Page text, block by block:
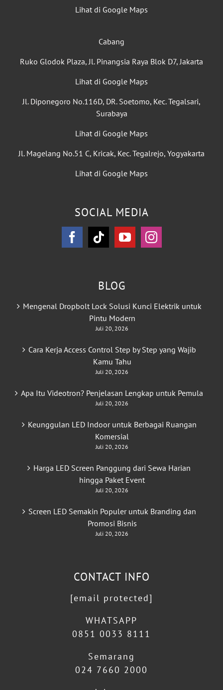
Lihat di Google Maps
Cabang
Ruko Glodok Plaza, Jl. Pinangsia Raya Blok D7, Jakarta
Lihat di Google Maps
Jl. Diponegoro No.116D, DR. Soetomo, Kec. Tegalsari,
Surabaya
Lihat di Google Maps
Jl. Magelang No.51 C, Kricak, Kec. Tegalrejo, Yogyakarta
Lihat di Google Maps
SOCIAL MEDIA
BLOG
Mengenal Dropbolt Lock Solusi Kunci Elektrik untuk
Pintu Modern
Juli 20, 2026
Cara Kerja Access Control Step by Step yang Wajib
Kamu Tahu
Juli 20, 2026
Apa Itu Videotron? Penjelasan Lengkap untuk Pemula
Juli 20, 2026
Keunggulan LED Indoor untuk Berbagai Ruangan
Komersial
Juli 20, 2026
Harga LED Screen Panggung dari Sewa Harian
hingga Paket Event
Juli 20, 2026
Screen LED Semakin Populer untuk Branding dan
Promosi Bisnis
Juli 20, 2026
CONTACT INFO
[email protected]
WHATSAPP
0851 0033 8111
Semarang
024 7660 2000